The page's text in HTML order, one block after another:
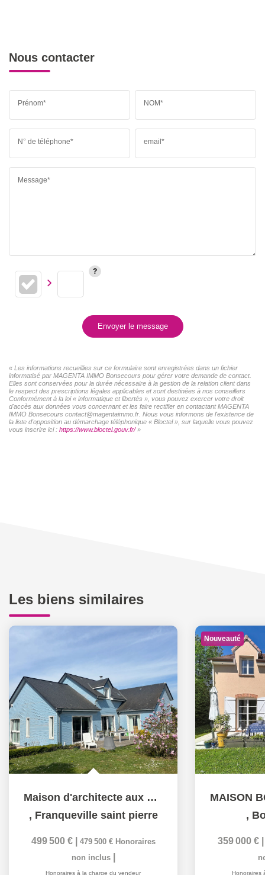
Nous contacter
Prénom* NOM*
N° de téléphone* email*
Message*
Envoyer le message
« Les informations recueillies sur ce formulaire sont enregistrées dans un fichier
informatisé par MAGENTA IMMO Bonsecours pour gérer votre demande de contact.
Elles sont conservées pour la durée nécessaire à la gestion de la relation client dans
le respect des prescriptions légales applicables et sont destinées à nos conseillers
Conformément à la loi « informatique et libertés », vous pouvez exercer votre droit
d'accès aux données vous concernant et les faire rectifier en contactant MAGENTA
IMMO Bonsecours contact@magentaimmo.fr. Nous vous informons de l'existence de
la liste d'opposition au démarchage téléphonique « Bloctel », sur laquelle vous pouvez
vous inscrire ici : https://www.bloctel.gouv.fr/»
Les biens similaires
Maison d'architecte aux beaux volumes - Coup de coeur assuré
, Franqueville saint pierre
499 500 € 479 500 € Honoraires
non inclus
Honoraires à la charge du vendeur
Nouveauté
,
359 000 €
Honoraires